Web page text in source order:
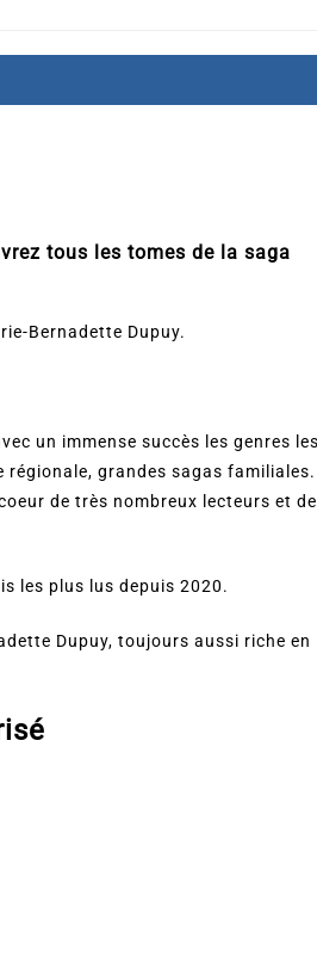
tous les tomes de la saga
Bernadette Dupuy.
un immense succès les genres les
régionale, grandes sagas familiales.
de très nombreux lecteurs et de
les plus lus depuis 2020.
Dupuy, toujours aussi riche en
Thriller
coupable n’est pas Camille